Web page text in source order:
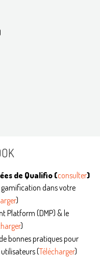
de Qualifio (consulter)
dans votre
)
Platform (DMP) & le
)
bonnes pratiques pour
(Télécharger)